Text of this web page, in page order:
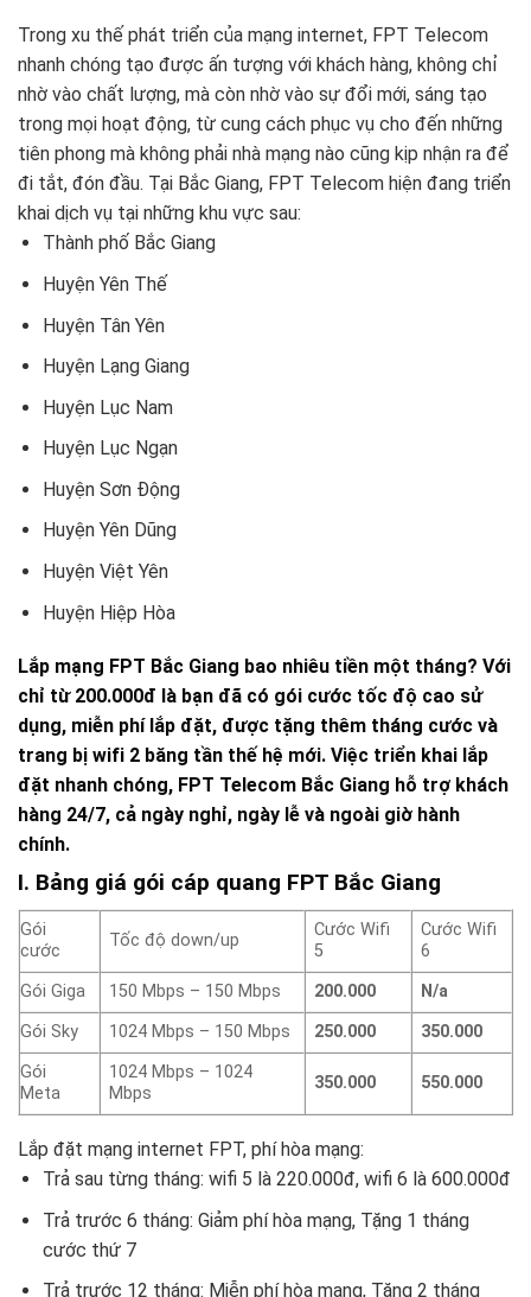
Trong xu thế phát triển của mạng internet, FPT Telecom
nhanh chóng tạo được ấn tượng với khách hàng, không chỉ
nhờ vào chất lượng, mà còn nhờ vào sự đổi mới, sáng tạo
trong mọi hoạt động, từ cung cách phục vụ cho đến những
tiên phong mà không phải nhà mạng nào cũng kịp nhận ra để
đi tắt, đón đầu. Tại Bắc Giang, FPT Telecom hiện đang triển
khai dịch vụ tại những khu vực sau:
Thành phố Bắc Giang
Huyện Yên Thế
Huyện Tân Yên
Huyện Lạng Giang
Huyện Lục Nam
Huyện Lục Ngạn
Huyện Sơn Động
Huyện Yên Dũng
Huyện Việt Yên
Huyện Hiệp Hòa
Lắp mạng FPT Bắc Giang bao nhiêu tiền một tháng? Với
chỉ từ 200.000đ là bạn đã có gói cước tốc độ cao sử
dụng, miễn phí lắp đặt, được tặng thêm tháng cước và
trang bị wifi 2 băng tần thế hệ mới. Việc triển khai lắp
đặt nhanh chóng, FPT Telecom Bắc Giang hỗ trợ khách
hàng 24/7, cả ngày nghỉ, ngày lễ và ngoài giờ hành
chính.
I. Bảng giá gói cáp quang FPT Bắc Giang
Gói
cước
Tốc độ down/up
Cước Wifi
5
Cước Wifi
6
Gói Giga
150 Mbps – 150 Mbps 200.000
N/a
Gói Sky
1024 Mbps – 150 Mbps 250.000
350.000
Gói
Meta
1024 Mbps – 1024
Mbps
350.000 550.000
Lắp đặt mạng internet FPT, phí hòa mạng:
Trả sau từng tháng: wifi 5 là 220.000đ, wifi 6 là 600.000đ
Trả trước 6 tháng: Giảm phí hòa mạng, Tặng 1 tháng
cước thứ 7
Trả trước 12 tháng: Miễn phí hòa mạng, Tặng 2 tháng